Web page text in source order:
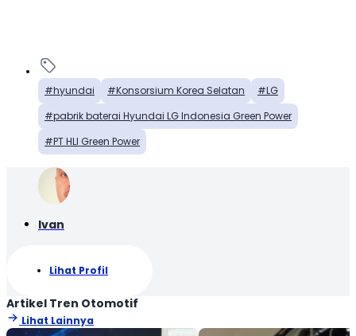
hyundai Konsorsium Korea Selatan
LG
pabrik baterai Hyundai LG Indonesia Green Power
PT HLI Green Power
Ivan
Lihat Profil
Artikel Tren Otomotif
Lihat Lainnya